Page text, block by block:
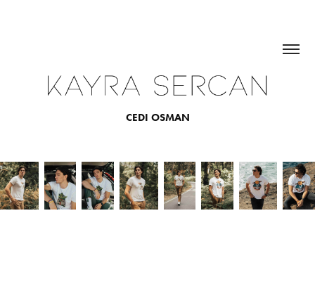
CEDI OSMAN